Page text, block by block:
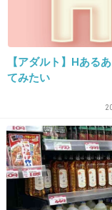
試着待ちから
19. 匿名2015/07/15(水) 16:44:37
プロパーで買
【アダルト】Hある
てみたい